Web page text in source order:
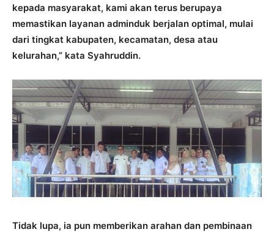
kepada masyarakat, kami akan terus berupaya
memastikan layanan adminduk berjalan optimal, mulai
dari tingkat kabupaten, kecamatan, desa atau
kelurahan,” kata Syahruddin.
Tidak lupa, ia pun memberikan arahan dan pembinaan